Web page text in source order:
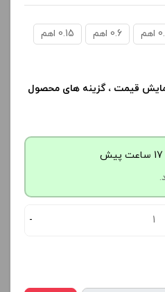
0.6 اهم 0.15 اهم
قیمت ، گزینه های محصول
-